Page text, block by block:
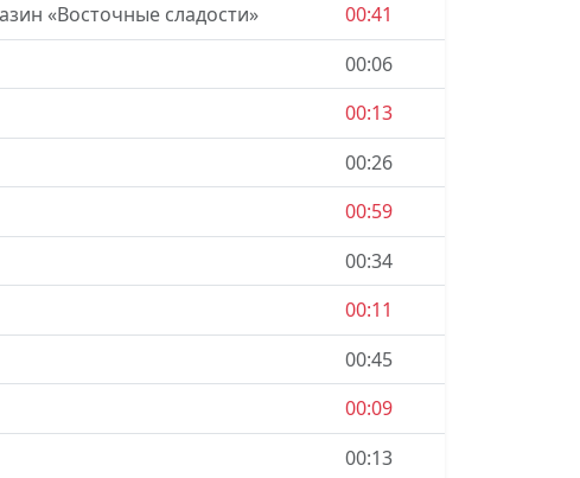
«Восточные сладости»
00:41
00:06
00:13
00:26
00:59
00:34
00:11
00:45
00:09
00:13